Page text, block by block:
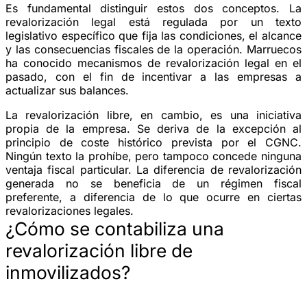
Es fundamental distinguir estos dos conceptos. La
revalorización legal está regulada por un texto
legislativo específico que fija las condiciones, el alcance
y las consecuencias fiscales de la operación. Marruecos
ha conocido mecanismos de revalorización legal en el
pasado, con el fin de incentivar a las empresas a
actualizar sus balances.
La revalorización libre, en cambio, es una iniciativa
propia de la empresa. Se deriva de la excepción al
principio de coste histórico prevista por el CGNC.
Ningún texto la prohíbe, pero tampoco concede ninguna
ventaja fiscal particular. La diferencia de revalorización
generada no se beneficia de un régimen fiscal
preferente, a diferencia de lo que ocurre en ciertas
revalorizaciones legales.
¿Cómo se contabiliza una
revalorización libre de
inmovilizados?